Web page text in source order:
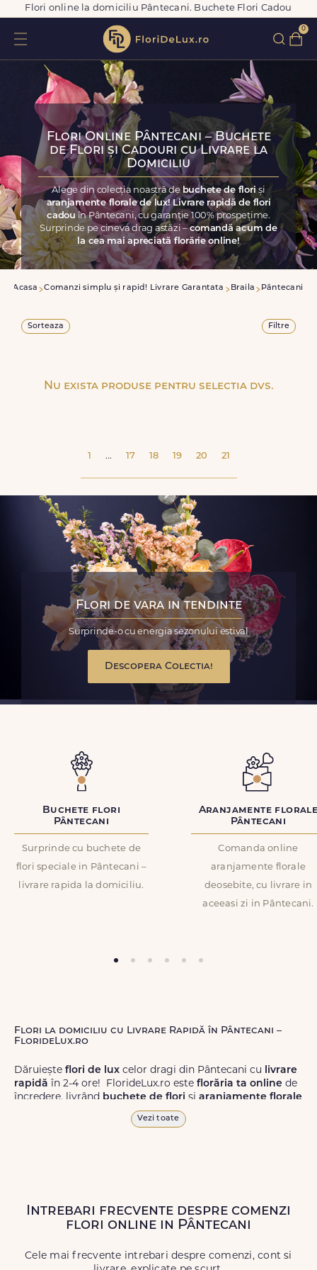
Flori online la domiciliu Pântecani. Buchete Flori Cadou
0
Flori Online Pântecani – Buchete
de Flori și Cadouri cu Livrare la
Domiciliu
Alege din colecția noastră de buchete de floriși
aranjamente florale de lux! Livrare rapidă de flori
cadou în Pântecani, cu garanție 100% prospețime.
Surprinde pe cineva drag astăzi –comandă acum de
la cea mai apreciată florărie online!
Acasa Comanzi simplu și rapid! Livrare Garantata Braila Pântecani
Sorteaza Filtre
Nu exista produse pentru selectia dvs.
1 ... 17 18 19 20 21
Flori de vara in tendinte
Surprinde-o cu energia sezonului estival
Descopera Colectia!
Buchete flori
Pântecani
Surprinde cu buchete de
flori speciale in Pântecani –
livrare rapida la domiciliu.
Aranjamente
Pântecani
Comanda online
aranjamente florale
deosebite, cu livrare in
aceeasi zi in Pântecani.
Flori la domiciliu cu Livrare Rapidă în Pântecani –
FlorideLux.ro
Dăruiește flori de lux celor dragi din Pântecani cu livrare
rapidă în 2-4 ore! FlorideLux.ro este florăria ta online de
încredere, livrând buchete de flori și aranjamente florale
de calitate superioară în Pântecani și în toată România.
Livrăm buchete de florichiar și în weekend, pentru ca tu
să poți adresa un gest frumos atunci când ai nevoie.
Vezi toate
Intrebari frecvente despre comenzi
flori online in Pântecani
Cele mai frecvente intrebari despre comenzi, cont si